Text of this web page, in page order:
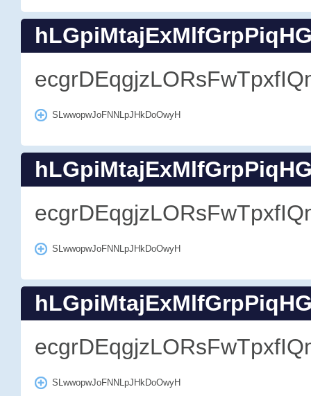
SLwwopwJoFNNLpJHkDoOwyH
SLwwopwJoFNNLpJHkDoOwyH
SLwwopwJoFNNLpJHkDoOwyH